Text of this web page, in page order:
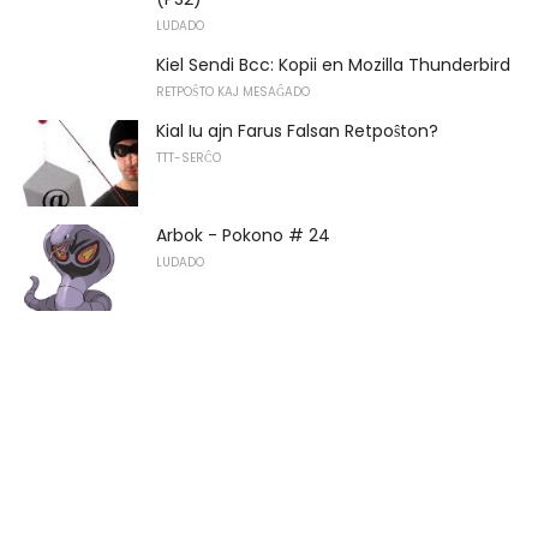
LUDADO
Kiel Sendi Bcc: Kopii en Mozilla Thunderbird
RETPOŜTO KAJ MESAĜADO
Kial Iu ajn Farus Falsan Retpoŝton?
TTT-SERĈO
Arbok - Pokono # 24
LUDADO